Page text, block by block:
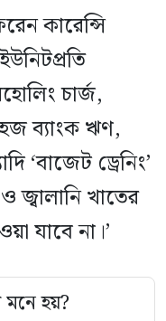
কারেন্সি
চার্জ,
ব্যাংক ঋণ,
‘বাজেট ড্রেনিং’
জ্বালানি খাতের
যাবে না।’
মনে হয়?